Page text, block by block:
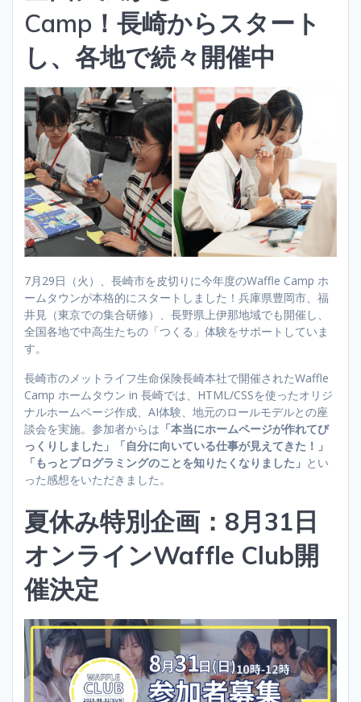
Camp！長崎からスタート
し、各地で続々開催中
7月29日（火）、長崎市を皮切りに今年度のWaffle Camp ホ
ームタウンが本格的にスタートしました！兵庫県豊岡市、福
井見（東京での集合研修）、長野県上伊那地域でも開催し、
全国各地で中高生たちの「つくる」体験をサポートしていま
す。
長崎市のメットライフ生命保険長崎本社で開催されたWaffle
Camp ホームタウン in 長崎では、HTML/CSSを使ったオリジ
ナルホームページ作成、AI体験、地元のロールモデルとの座
談会を実施。参加者からは 「本当にホームページが作れてび
っくりしました」「自分に向いている仕事が見えてきた！」
「もっとプログラミングのことを知りたくなりました」 とい
った感想をいただきました。
夏休み特別企画：8月31日
オンラインWaffle Club開
催決定